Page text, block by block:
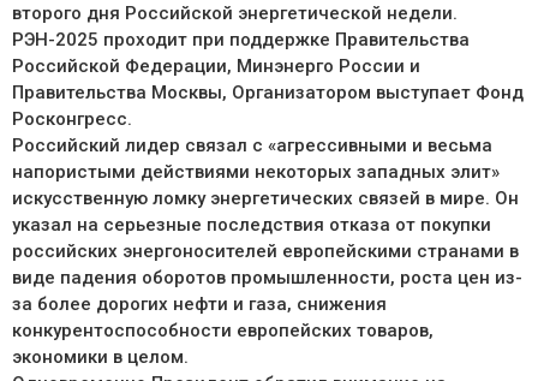
второго дня Российской энергетической недели.
РЭН-2025 проходит при поддержке Правительства
Российской Федерации, Минэнерго России и
Правительства Москвы, Организатором выступает Фонд
Росконгресс.
Российский лидер связал с «агрессивными и весьма
напористыми действиями некоторых западных элит»
искусственную ломку энергетических связей в мире. Он
указал на серьезные последствия отказа от покупки
российских энергоносителей европейскими странами в
виде падения оборотов промышленности, роста цен из-
за более дорогих нефти и газа, снижения
конкурентоспособности европейских товаров,
экономики в целом.